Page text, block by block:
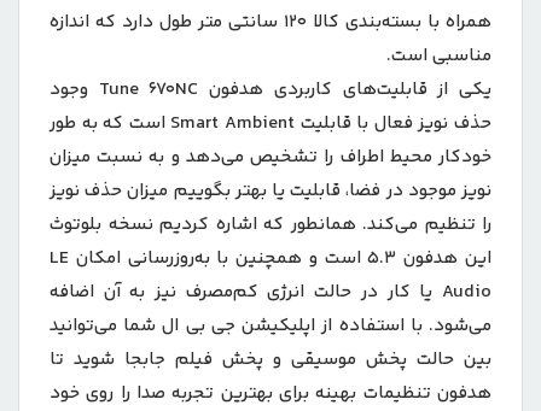
همراه با بسته‌بندی کالا 120 سانتی متر طول دارد که اندازه
مناسبی است.
یکی از قابلیت‌های کاربردی هدفون Tune 670NC وجود
حذف نویز فعال با قابلیت Smart Ambient است که به طور
خودکار محیط اطراف را تشخیص می‌دهد و به نسبت میزان
نویز موجود در فضا، قابلیت یا بهتر بگوییم میزان حذف نویز
را تنظیم می‌کند. همانطور که اشاره کردیم نسخه بلوتوث
این هدفون 5.3 است و همچنین با به‌روزرسانی امکان LE
Audio یا کار در حالت انرژی کم‌مصرف نیز به آن اضافه
می‌شود. با استفاده از اپلیکیشن جی بی ال شما می‌توانید
بین حالت پخش موسیقی و پخش فیلم جابجا شوید تا
هدفون تنظیمات بهینه برای بهترین تجربه صدا را روی خود